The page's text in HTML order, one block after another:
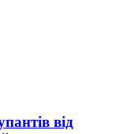
від